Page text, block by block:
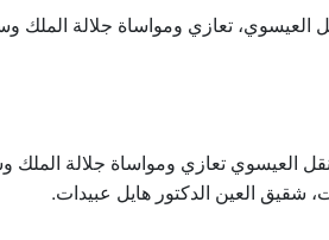
العيسوي، تعازي ومواساة جلالة الملك
العيسوي تعازي ومواساة جلالة الملك
شقيق العين الدكتور هايل عبيدات.